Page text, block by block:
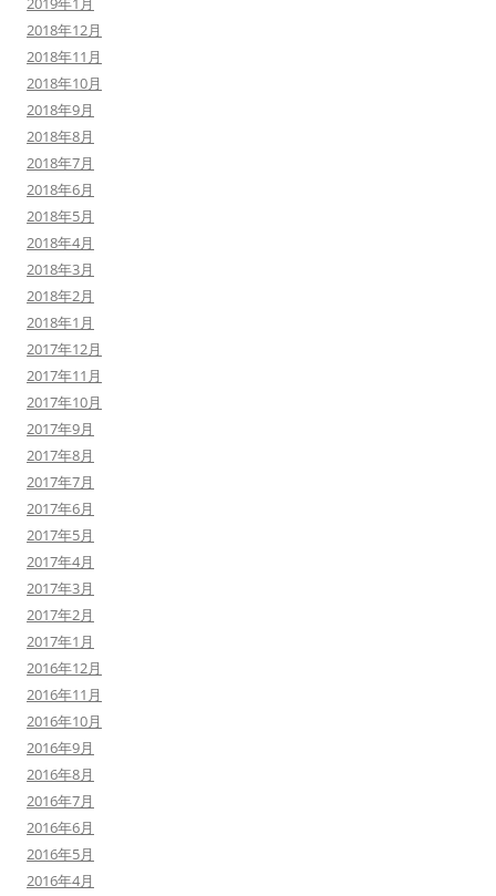
2018年12月
2018年11月
2018年10月
2018年9月
2018年8月
2018年7月
2018年6月
2018年5月
2018年4月
2018年3月
2018年2月
2018年1月
2017年12月
2017年11月
2017年10月
2017年9月
2017年8月
2017年7月
2017年6月
2017年5月
2017年4月
2017年3月
2017年2月
2017年1月
2016年12月
2016年11月
2016年10月
2016年9月
2016年8月
2016年7月
2016年6月
2016年5月
2016年4月